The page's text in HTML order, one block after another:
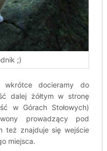
;)
docieramy do
dalej żółtym w stronę
w Górach Stołowych)
prowadzący pod
też znajduje się wejście
miejsca.